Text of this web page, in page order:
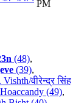
PM
(48),
(39),
वीरेन्द्र सिंह
Hoaccandy (49),